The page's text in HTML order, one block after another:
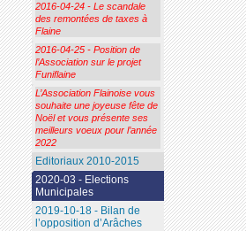
2016-04-24 - Le scandale
des remontées de taxes à
Flaine
2016-04-25 - Position de
l’Association sur le projet
Funiflaine
L’Association Flainoise vous
souhaite une joyeuse fête de
Noël et vous présente ses
meilleurs voeux pour l’année
2022
Editoriaux 2010-2015
2020-03 - Elections
Municipales
2019-10-18 - Bilan de
l’opposition d’Arâches